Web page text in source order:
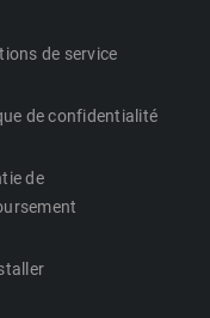
de service
de confidentialité
de